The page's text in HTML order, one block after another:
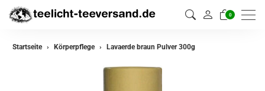
0
Startseite Körperpflege Lavaerde braun Pulver 300g